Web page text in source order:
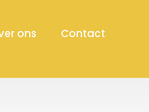
ons Contact